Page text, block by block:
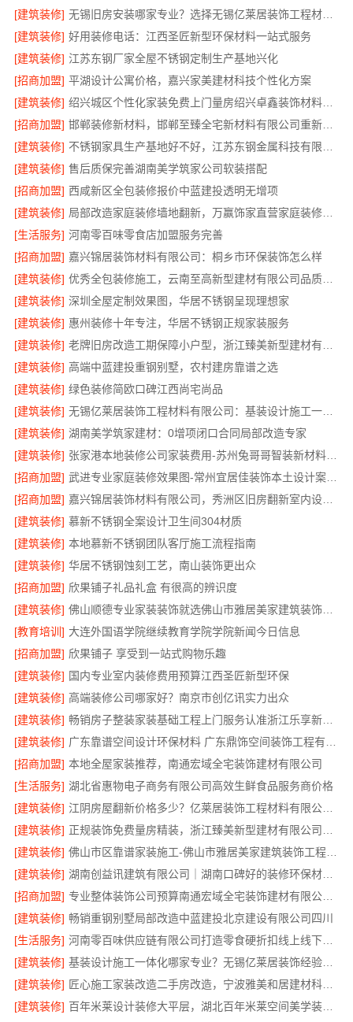
[建筑装修]
无锡旧房安装哪家专业？选择无锡亿莱居装饰工程材料有限公司
[建筑装修] 好用装修电话：江西圣匠新型环保材料一站式服务
[建筑装修] 江苏东钢厂家全屋不锈钢定制生产基地兴化
[招商加盟] 平湖设计公寓价格，嘉兴家美建材科技个性化方案
[建筑装修]
绍兴城区个性化家装免费上门量房绍兴卓鑫装饰材料有限公司
[招商加盟]
邯郸装修新材料，邯郸至臻全宅新材料有限公司重新定义品质
[建筑装修]
[建筑装修] 售后质保完善湖南美学筑家公司软装搭配
[招商加盟] 西咸新区全包装修报价中蓝建投透明无增项
[建筑装修]
局部改造家庭装修墙地翻新，万赢饰家直营家庭装修成本管控
[生活服务] 河南零百味零食店加盟服务完善
[招商加盟] 嘉兴锦居装饰材料有限公司：桐乡市环保装饰怎么样
[建筑装修]
优秀全包装修施工，云南至高新型建材有限公司品质保证
[建筑装修] 深圳全屋定制效果图，华居不锈钢呈现理想家
[建筑装修] 惠州装修十年专注，华居不锈钢正规家装服务
[建筑装修]
[建筑装修] 高端中蓝建投重钢别墅，农村建房靠谱之选
[建筑装修] 绿色装修简欧口碑江西尚宅尚品
[建筑装修]
无锡亿莱居装饰工程材料有限公司：基装设计施工一体化哪家专业
[建筑装修] 湖南美学筑家建材：0增项闭口合同局部改造专家
[建筑装修]
张家港本地装修公司家装费用-苏州兔哥哥智装新材料有限公司全包
[招商加盟]
武进专业家庭装修效果图-常州宜居佳装饰本土设计案例鉴赏
[招商加盟]
嘉兴锦居装饰材料有限公司，秀洲区旧房翻新室内设计哪家好
[建筑装修] 慕新不锈钢全案设计卫生间304材质
[建筑装修] 本地慕新不锈钢团队客厅施工流程指南
[建筑装修] 华居不锈钢蚀刻工艺，南山装饰更出众
[招商加盟] 欣果铺子礼品礼盒 有很高的辨识度
[建筑装修]
佛山顺德专业家装装饰就选佛山市雅居美家建筑装饰工程有限公司
[教育培训] 大连外国语学院继续教育学院学院新闻今日信息
[招商加盟] 欣果铺子 享受到一站式购物乐趣
[建筑装修] 国内专业室内装修费用预算江西圣匠新型环保
[建筑装修] 高端装修公司哪家好？南京市创亿讯实力出众
[建筑装修]
畅销房子整装家装基础工程上门服务认准浙江乐享新材料有限公司
[建筑装修]
[招商加盟] 本地全屋家装推荐，南通宏域全宅装饰建材有限公司
[生活服务] 湖北省惠物电子商务有限公司高效生鲜食品服务商价格
[建筑装修]
江阴房屋翻新价格多少？亿莱居装饰工程材料有限公司全流程品控
[建筑装修]
[建筑装修]
佛山市区靠谱家装施工-佛山市雅居美家建筑装饰工程有限公司
[建筑装修]
湖南创益讯建筑有限公司｜湖南口碑好的装修环保材料推荐
[招商加盟]
专业整体装饰公司预算南通宏域全宅装饰建材有限公司核算
[建筑装修] 畅销重钢别墅局部改造中蓝建投北京建设有限公司四川
[生活服务]
河南零百味供应链有限公司打造零食硬折扣线上线下联动
[建筑装修]
基装设计施工一体化哪家专业？无锡亿莱居装饰经验丰富
[建筑装修]
匠心施工家装改造二手房改造，宁波雅美和居建材科技有限公司
[建筑装修]
百年米莱设计装修大平层，湖北百年米莱空间美学装饰材料有限公司匠心打造